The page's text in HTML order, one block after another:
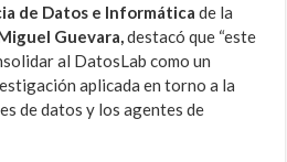
de Datos e Informática de la
Guevara,destacó que “este
al DatosLab como un
aplicada en torno a la
de datos y los agentes de